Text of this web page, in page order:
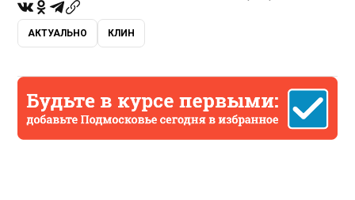
АКТУАЛЬНО КЛИН